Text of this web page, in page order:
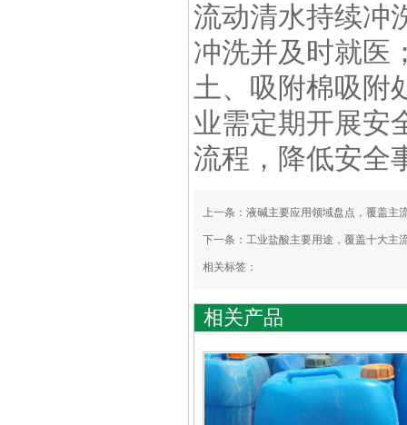
流动清水持续冲
冲洗并及时就医
土、吸附棉吸附
业需定期开展安
流程，降低安全
上一条： 液碱主要应用领域盘点，覆盖主
下一条： 工业盐酸主要用途，覆盖十大主
相关标签：
相关产品